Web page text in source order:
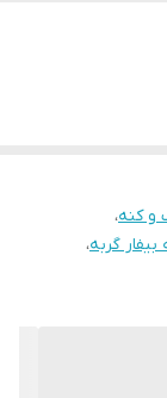
سفت نکنید.
حیوان و در صورت
می توانید یقه را
و کنه،
گربه،